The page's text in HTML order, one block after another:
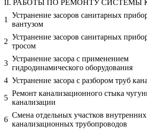
II. РАБОТЫ ПО РЕМОНТУ СИСТЕМЫ
1
Устранение засоров санитарных
вантузом
2
Устранение засоров санитарных
тросом
3
Устранение засора с применением
гидродинамического оборудования
4 Устранение засора с разбором труб
5
Ремонт канализационного стыка
канализации
6
Смена отдельных участков
канализационных трубопроводов